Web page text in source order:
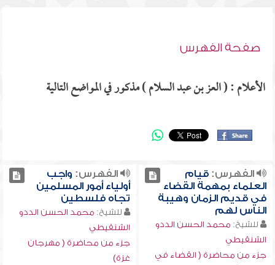
صفحة الفهرس
الأعلام : ( العز بن عبد السلام ) مذكور في المواضع التالية
الفهرس:قيام
العلماء بمهمة القضاء
في قديم الزمان وهيبة
الناس لهم
للشيخ: محمد الحسن الددو
الشنقيطي
جزء من محاضرة ( القضاء في
الفهرس: واجب
أولياء أمور المسلمين
تجاه فلسطين
للشيخ: محمد الحسن الددو
الشنقيطي
جزء من محاضرة ( مهرجان
غزة)